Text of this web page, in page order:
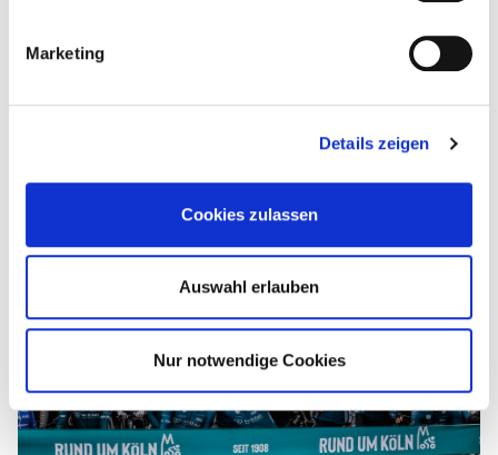
Marketing
Details zeigen
Cookies zulassen
Auswahl erlauben
Nur notwendige Cookies
23.07.2026
Mehr erfahren